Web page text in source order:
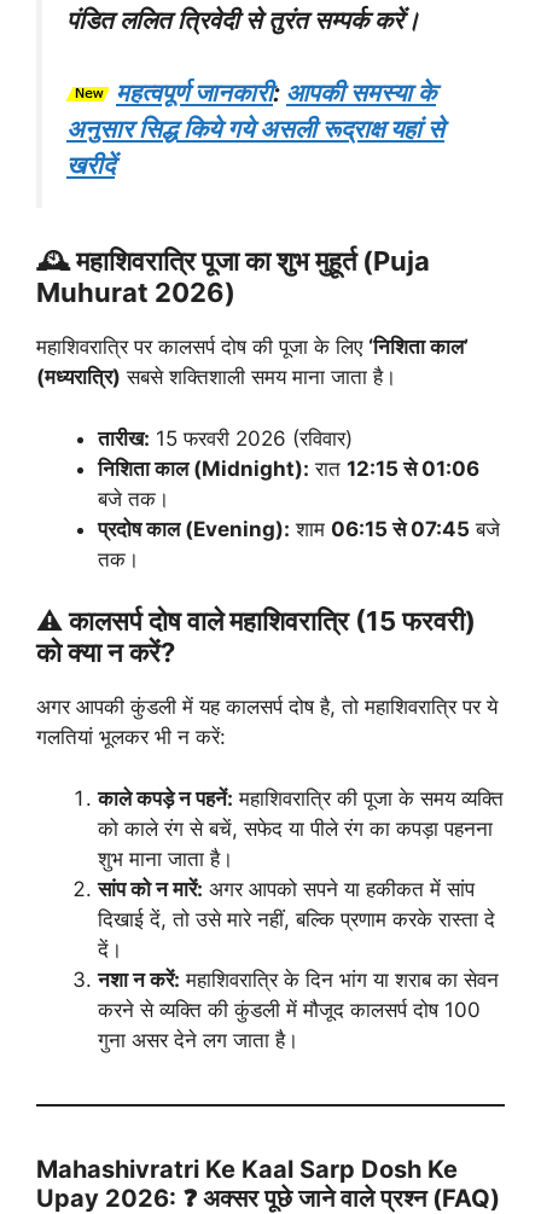
पंडित ललित त्रिवेदी से तुरंत सम्पर्क करें।
महत्वपूर्ण जानकारी: आपकी समस्या के
अनुसार सिद्ध किये गये असली रूद्राक्ष यहां से
खरीदें
🕰️ महाशिवरात्रि पूजा का शुभ मुहूर्त (Puja
Muhurat 2026)
महाशिवरात्रि पर कालसर्प दोष की पूजा के लिए ‘निशिता काल’
(मध्यरात्रि) सबसे शक्तिशाली समय माना जाता है।
तारीख: 15 फरवरी 2026 (रविवार)
निशिता काल (Midnight): रात 12:15 से 01:06
बजे तक।
प्रदोष काल (Evening): शाम 06:15 से 07:45 बजे
तक।
⚠️ कालसर्प दोष वाले महाशिवरात्रि (15 फरवरी)
को क्या न करें?
अगर आपकी कुंडली में यह कालसर्प दोष है, तो महाशिवरात्रि पर ये
गलतियां भूलकर भी न करें:
काले कपड़े न पहनें: महाशिवरात्रि की पूजा के समय व्यक्ति
को काले रंग से बचें, सफेद या पीले रंग का कपड़ा पहनना
शुभ माना जाता है।
सांप को न मारें: अगर आपको सपने या हकीकत में सांप
दिखाई दें, तो उसे मारे नहीं, बल्कि प्रणाम करके रास्ता दे
दें।
नशा न करें: महाशिवरात्रि के दिन भांग या शराब का सेवन
करने से व्यक्ति की कुंडली में मौजूद कालसर्प दोष 100
गुना असर देने लग जाता है।
Mahashivratri Ke Kaal Sarp Dosh Ke
Upay 2026: ❓ अक्सर पूछे जाने वाले प्रश्न (FAQ)